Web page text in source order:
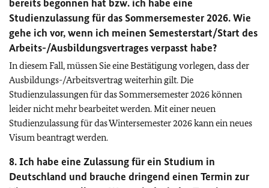
bereits begonnen hat bzw. ich habe eine
Studienzulassung für das Sommersemester 2026. Wie
gehe ich vor, wenn ich meinen Semesterstart/Start des
Arbeits-/Ausbildungsvertrages verpasst habe?
In diesem Fall, müssen Sie eine Bestätigung vorlegen, dass der
Ausbildungs-/Arbeitsvertrag weiterhin gilt. Die
Studienzulassungen für das Sommersemester 2026 können
leider nicht mehr bearbeitet werden. Mit einer neuen
Studienzulassung für das Wintersemester 2026 kann ein neues
Visum beantragt werden.
8. Ich habe eine Zulassung für ein Studium in
Deutschland und brauche dringend einen Termin zur